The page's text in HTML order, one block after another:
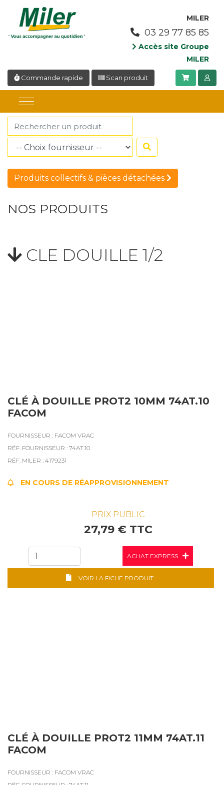
MILER
03 29 77 85 85
Accès site Groupe
MILER
Commande rapide Scan produit
Produits collectifs & pièces détachées
NOS PRODUITS
CLE DOUILLE 1/2
CLÉ À DOUILLE PROT2 10MM 74AT.10
FACOM
FOURNISSEUR : FACOM VRAC
RÉF. FOURNISSEUR : 74AT.10
RÉF. MILER : 4179231
EN COURS DE RÉAPPROVISIONNEMENT
PRIX PUBLIC
27,79 € TTC
ACHAT EXPRESS
VOIR LA FICHE PRODUIT
CLÉ À DOUILLE PROT2 11MM 74AT.11
FACOM
FOURNISSEUR : FACOM VRAC
Panneau de gestion des cookies